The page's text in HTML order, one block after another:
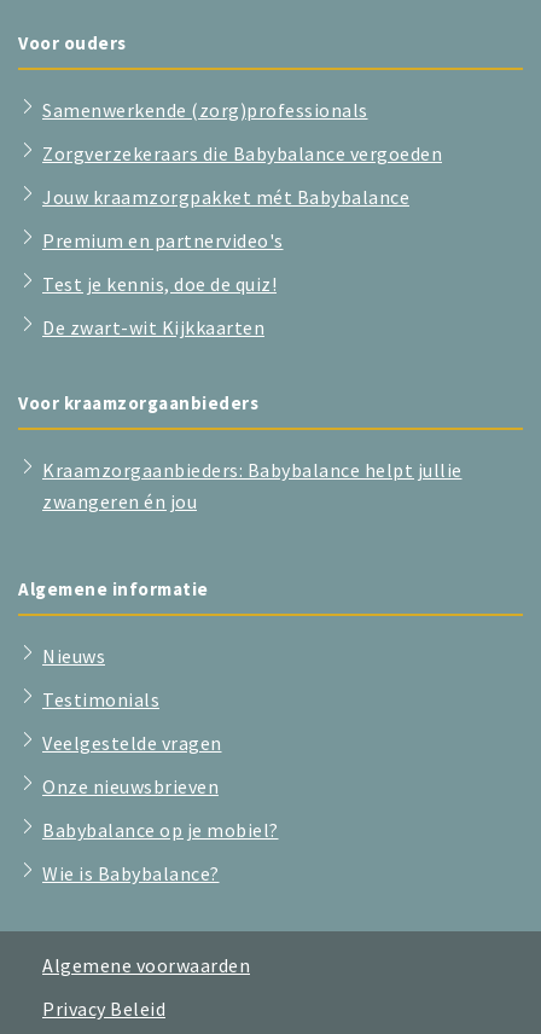
Voor ouders
Samenwerkende (zorg)professionals
Zorgverzekeraars die Babybalance vergoeden
Jouw kraamzorgpakket mét Babybalance
Premium en partnervideo's
Test je kennis, doe de quiz!
De zwart-wit Kijkkaarten
Voor kraamzorgaanbieders
Kraamzorgaanbieders: Babybalance helpt jullie
zwangeren én jou
Algemene informatie
Nieuws
Testimonials
Veelgestelde vragen
Onze nieuwsbrieven
Babybalance op je mobiel?
Wie is Babybalance?
Algemene voorwaarden
Privacy Beleid